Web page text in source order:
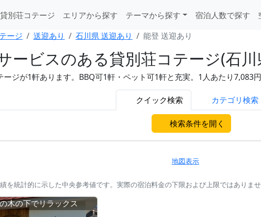
貸別荘コテージ エリアから探す テーマから探す 宿泊人数で探す
ージ 送迎あり 石川県 送迎あり 能登 送迎あり
ービスのある貸別荘コテージ(石川
ジが1軒あります。BBQ可1軒・ペット可1軒と充実。1人あたり7,083
クイック検索 カテゴリ検索
検索条件を開く
地図表示
を統計的に示した中央参考値です。実際の宿泊料金の下限および上限ではありませ
木の下でリラックス